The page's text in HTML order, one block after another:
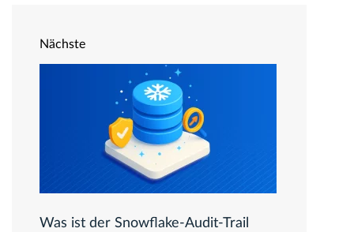
Nächste
Was ist der Snowflake-Audit-Trail